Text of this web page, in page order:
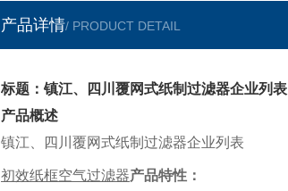
产品详情/ PRODUCT DETAIL
标题：镇江、四川覆网式纸制过滤器企业列表
产品概述
镇江、四川覆网式纸制过滤器企业列表
初效纸框空气过滤器产品特性：